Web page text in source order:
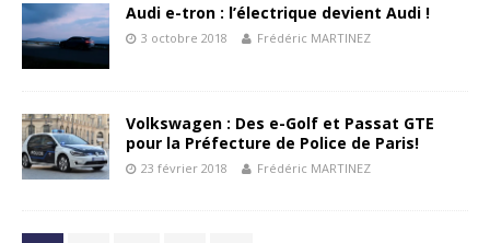
Audi e-tron : l’électrique devient Audi !
3 octobre 2018 Frédéric MARTINEZ
Volkswagen : Des e-Golf et Passat GTE
pour la Préfecture de Police de Paris!
23 février 2018 Frédéric MARTINEZ